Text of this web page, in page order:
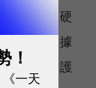
式軟體與硬
的訓練數據
的科技保護
！
一天